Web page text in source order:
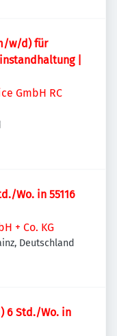
w/d) für
|
GmbH RC
Wo. in 55116
+ Co. KG
Deutschland
6 Std./Wo. in